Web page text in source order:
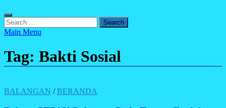
Search
for:
Main Menu
Tag: Bakti Sosial
BALANGAN /BERANDA